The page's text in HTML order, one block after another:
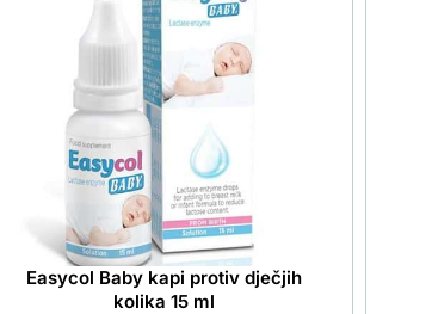
Easycol Baby kapi protiv dječjih
kolika 15 ml